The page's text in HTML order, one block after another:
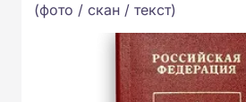
(фото / скан / текст)